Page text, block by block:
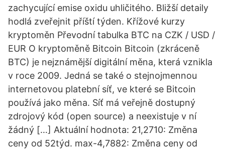
zachycující emise oxidu uhličitého. Bližší detaily
hodlá zveřejnit příští týden. Křížové kurzy
kryptoměn Převodní tabulka BTC na CZK / USD /
EUR O kryptoměně Bitcoin Bitcoin (zkráceně
BTC) je nejznámější digitální měna, která vznikla
v roce 2009. Jedná se také o stejnojmennou
internetovou platební síť, ve které se Bitcoin
používá jako měna. Síť má veřejně dostupný
zdrojový kód (open source) a neexistuje v ní
žádný […] Aktuální hodnota: 21,2710: Změna
ceny od 52týd. max-4,7882: Změna ceny od